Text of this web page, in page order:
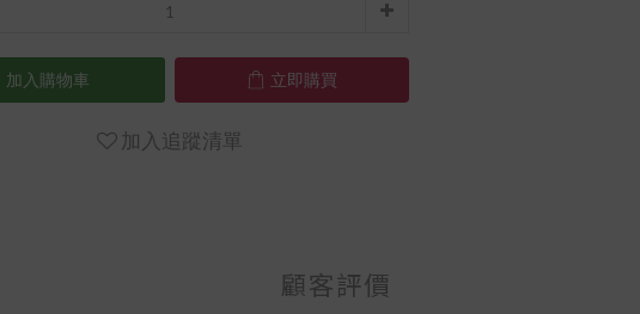
加入購物車 立即購買
加入追蹤清單
顧客評價